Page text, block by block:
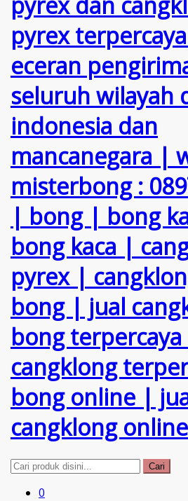
Cari
0